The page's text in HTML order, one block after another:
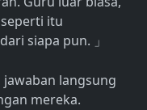
itu
siapa pun.
」
langsung
mereka.